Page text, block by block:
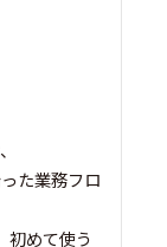
た業務フロ
初めて使う